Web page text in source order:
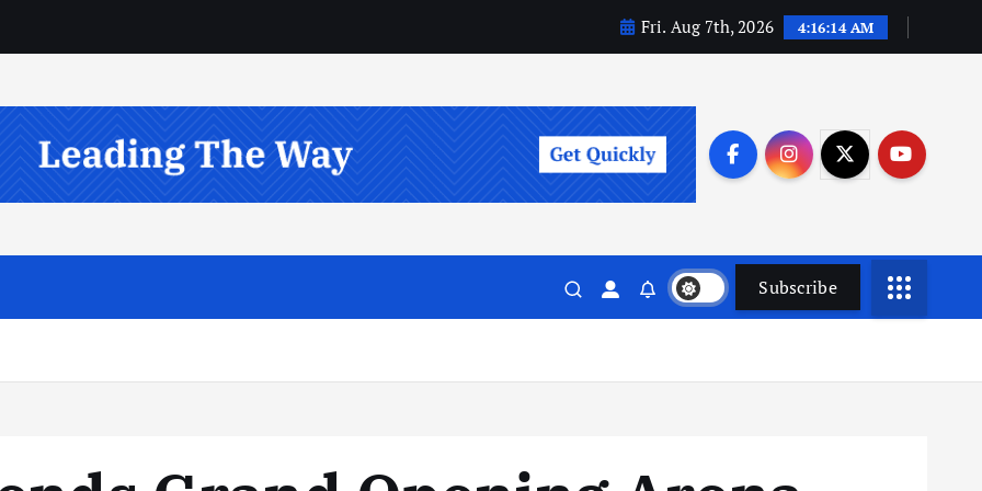
Fri. Aug 7th, 2026 4:16:15 AM
Subscribe